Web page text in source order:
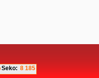
Seko: 8 185